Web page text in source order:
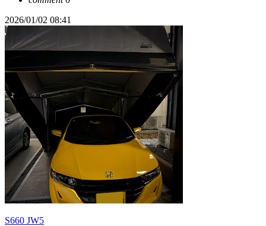
2026/01/02 08:41
S660 JW5